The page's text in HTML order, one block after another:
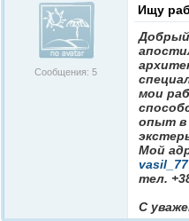
Сообщения: 5
Ищу
мои
опыт в
Мой
тел.
С